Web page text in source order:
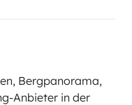
Bergpanorama,
Anbieter in der